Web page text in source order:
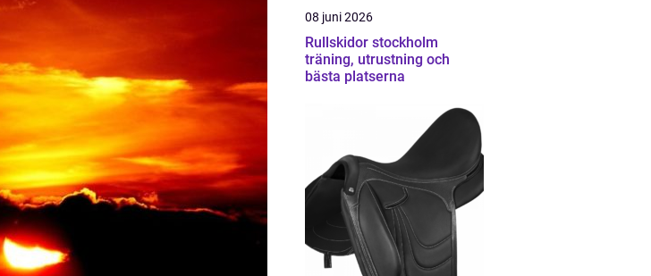
08 juni 2026
Rullskidor stockholm
träning, utrustning och
bästa platserna